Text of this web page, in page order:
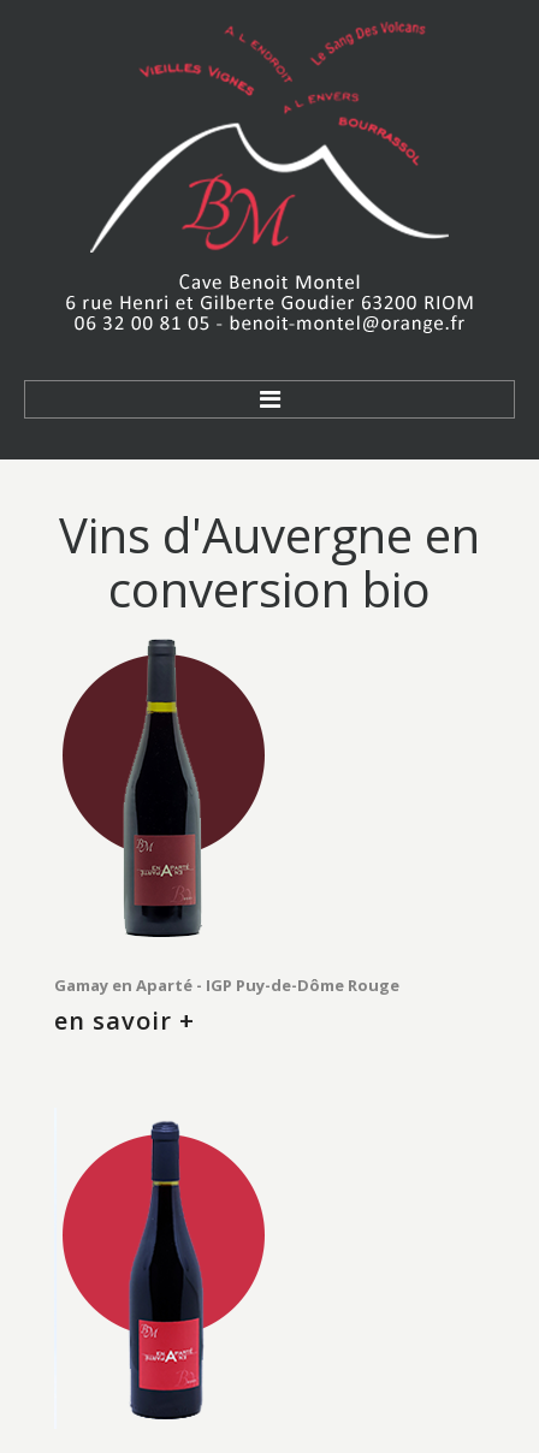
Benoît Montel
Où me trouver ?
Actus
Contact
Vins d'Auvergne en
conversion bio
Gamay en Aparté - IGP Puy-de-Dôme Rouge
en savoir +